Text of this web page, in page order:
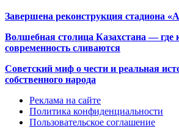
Завершена реконструкция стадиона
Волшебная столица Казахстана — где
современность сливаются
Советский миф о чести и реальная
собственного народа
Реклама на сайте
Политика конфиденциальности
Пользовательское соглашение